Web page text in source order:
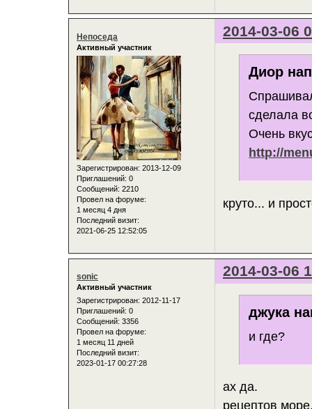
2014-03-06
Непоседа
Активный участник
Зарегистрирован: 2013-12-09
Приглашений: 0
Сообщений: 2210
Провел на форуме:
1 месяц 4 дня
Последний визит:
2021-06-25 12:52:05
Диор
сделала
Очень
http://
круто... и
2014-03-06
sonic
Активный участник
Зарегистрирован: 2012-11-17
Приглашений: 0
Сообщений: 3356
Провел на форуме:
1 месяц 11 дней
Последний визит:
2023-01-17 00:27:28
джука
и где?
ах да.
рецептов